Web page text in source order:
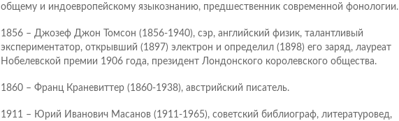
общему и индоевропейскому языкознанию, предшественник современной фонологии.
1856 – Джозеф Джон Томсон (1856-1940), сэр, английский физик, талантливый
экспериментатор, открывший (1897) электрон и определил (1898) его заряд, лауреат
Нобелевской премии 1906 года, президент Лондонского королевского общества.
1860 – Франц Краневиттер (1860-1938), австрийский писатель.
1911 – Юрий Иванович Масанов (1911-1965), советский библиограф, литературовед,